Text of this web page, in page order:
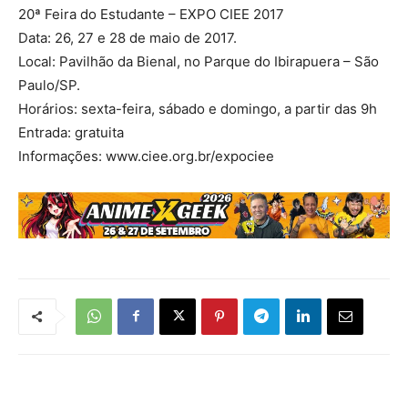
20ª Feira do Estudante – EXPO CIEE 2017
Data: 26, 27 e 28 de maio de 2017.
Local: Pavilhão da Bienal, no Parque do Ibirapuera – São
Paulo/SP.
Horários: sexta-feira, sábado e domingo, a partir das 9h
Entrada: gratuita
Informações: www.ciee.org.br/expociee